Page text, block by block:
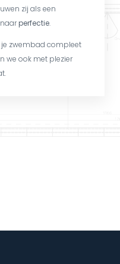
zij als een
perfectie.
je zwembad compleet
we ook met plezier